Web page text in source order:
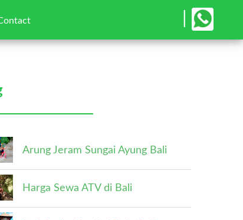
×
Arung Jeram Sungai Ayung Bali
Harga Sewa ATV di Bali